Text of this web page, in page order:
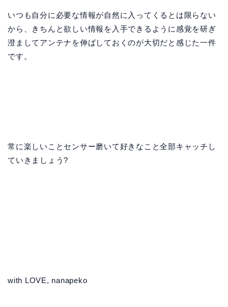
いつも自分に必要な情報が自然に入ってくるとは限らない
から、きちんと欲しい情報を入手できるように感覚を研ぎ
澄ましてアンテナを伸ばしておくのが大切だと感じた一件
です。
常に楽しいことセンサー磨いて好きなこと全部キャッチし
ていきましょう?
with LOVE, nanapeko